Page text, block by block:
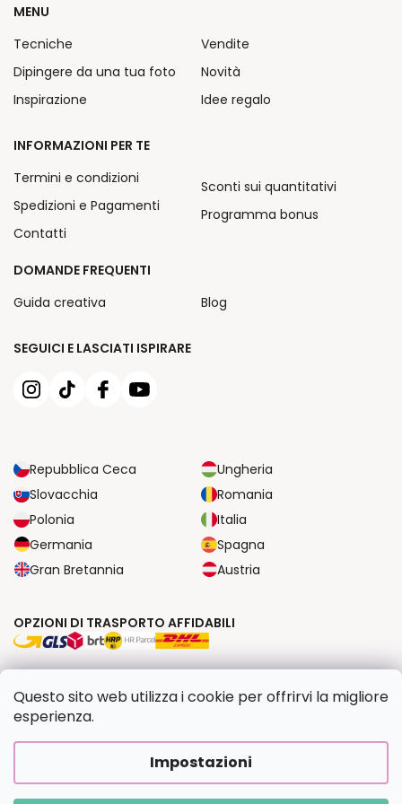
Questo sito web utilizza i cookie per offrirvi la migliore
esperienza.
Impostazioni
SEGUICI E LASCIATI ISPIRARE
Repubblica Ceca
Ungheria
Slovacchia
Romania
Polonia
Italia
Germania
Spagna
Gran Bretannia
Austria
MENU
Tecniche
Dipingere da una tua foto
Inspirazione
Vendite
Novità
Idee regalo
INFORMAZIONI PER TE
Termini e condizioni
Spedizioni e Pagamenti
Contatti
Sconti sui quantitativi
Programma bonus
DOMANDE FREQUENTI
Guida creativa
Blog
OPZIONI DI TRASPORTO AFFIDABILI
Creato da Shoptet Premium|UpraviloFV STUDIO
Copyright 2026Dipingilo.it. Tutti i diritti riservati.